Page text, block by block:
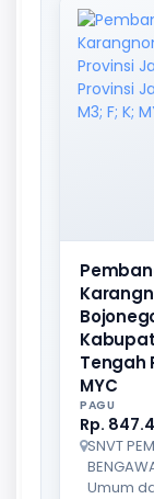
Tengah
MYC
PAGU
Rp.
SNVT
Umum